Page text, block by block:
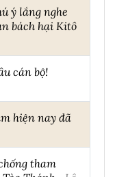
ý lắng nghe
bách hại Kitô
cán bộ!
hiện nay đã
tham